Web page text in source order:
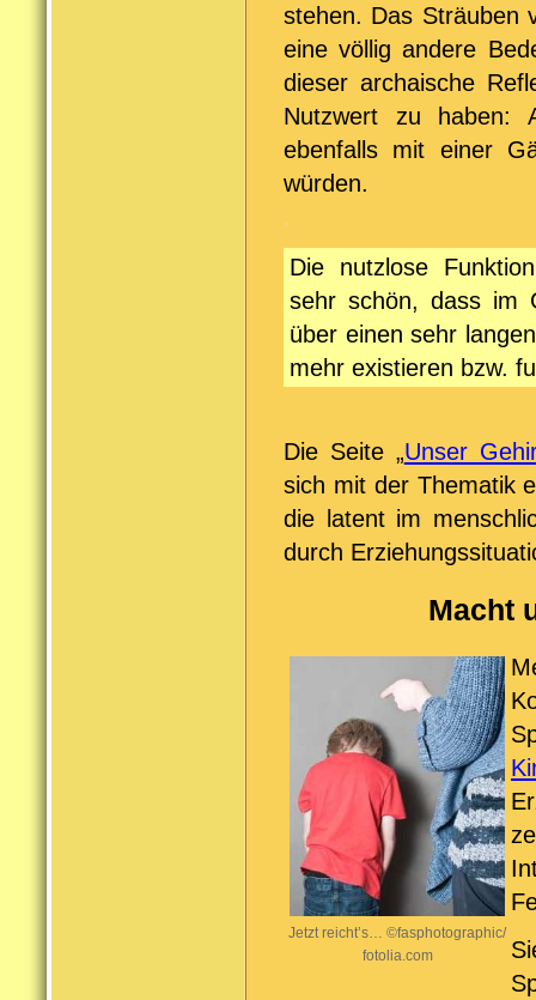
stehen. Das Sträuben
eine völlig andere
dieser archaische
Nutzwert zu haben:
ebenfalls mit einer
würden.
.
Die nutzlose
sehr schön, dass im
über einen sehr
mehr existieren bzw.
Die Seite „Unser
sich mit der Thematik
die latent im
durch
Macht
Jetzt reicht’s… ©fasphotographic/
fotolia.com